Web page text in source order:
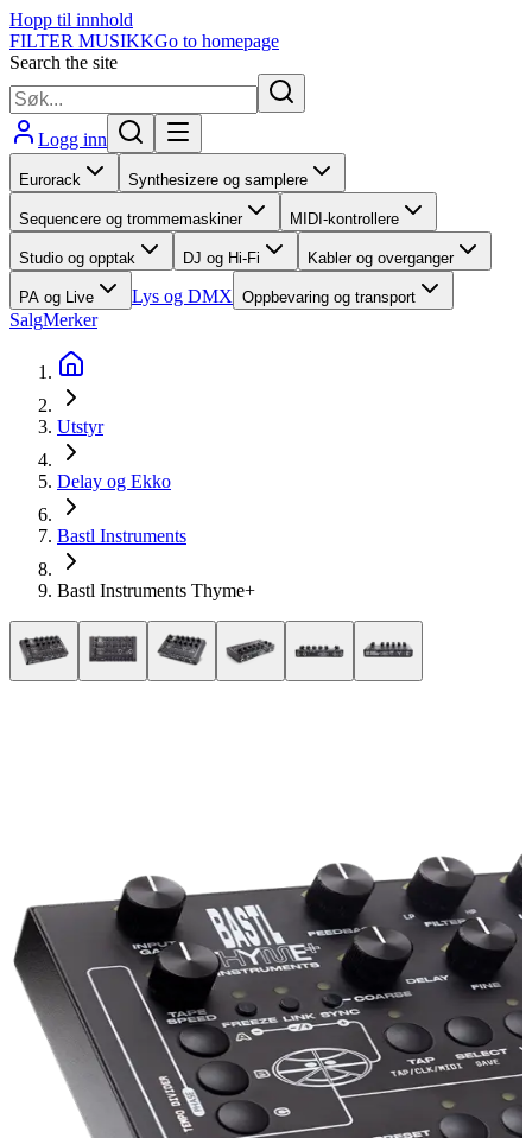
Hopp til innhold
FILTER MUSIKKGo to homepage
Search the site
Logg inn
Eurorack Synthesizere og samplere
Sequencere og trommemaskiner MIDI-kontrollere
Studio og opptak DJ og Hi-Fi Kabler og overganger
PA og Live Lys og DMX Oppbevaring og transport
SalgMerker
Utstyr
Delay og Ekko
Bastl Instruments
Bastl Instruments Thyme+